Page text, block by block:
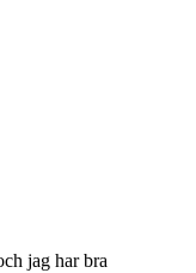
jag har bra